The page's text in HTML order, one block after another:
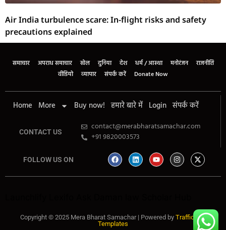
Air India turbulence scare: In-flight risks and safety
precautions explained
समाचार अपराध समाचार खेल दुनिया देश धर्म / आस्था मनोरंजन
राजनीति
वीडियो
व्यापार संपर्क करें Donate Now
Home More Buy now! हमारे बारे में Login संपर्क करें
CONTACT US
contact@merabharatsamachar.com
+91 9820003573
FOLLOW US ON
Copyright © 2025 Mera Bharat Samachar | Powered by Traffic Tail
Templates